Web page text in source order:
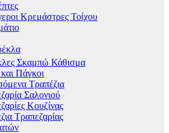
Κρεμάστρες Τοίχου
Σκαμπώ Κάθισμα
Πάγκοι
Τραπέζια
Σαλονιού
Κουζίνας
Τραπεζαρίας